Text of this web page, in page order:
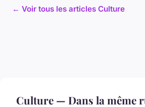
← Voir tous les articles Culture
Culture — Dans la même